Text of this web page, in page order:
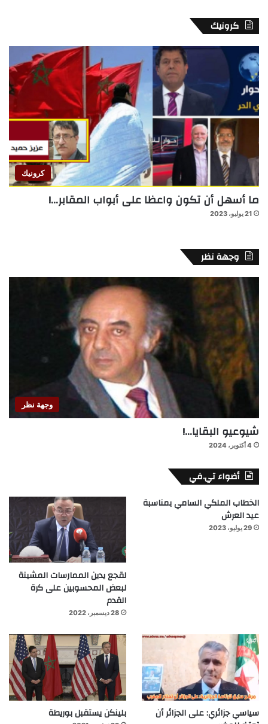
كرونيك
كرونيك
ما أسهل أن تكون واعظا على أبواب المقابر…!
21 يوليو، 2023
وجهة نظر
وجهة نظر
شيوعيو البقايا…!
4 أكتوبر، 2024
أضواء تي.في
الخطاب الملكي السامي بمناسبة
عيد العرش
29 يوليو، 2023
لقجع يدين الممارسات المشينة
لبعض المحسوبين على كرة
القدم
28 ديسمبر، 2022
سياسي جزائري: على الجزائر أن
بلينكن يستقبل بوريطة